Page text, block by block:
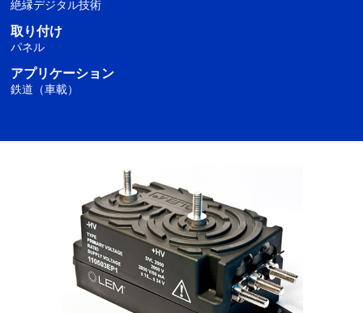
絶縁デジタル技術
取り付け
パネル
アプリケーション
鉄道（車載）